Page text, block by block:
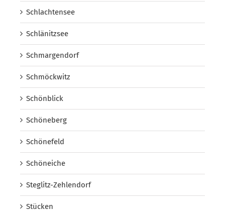
Schlachtensee
Schlänitzsee
Schmargendorf
Schmöckwitz
Schönblick
Schöneberg
Schönefeld
Schöneiche
Steglitz-Zehlendorf
Stücken